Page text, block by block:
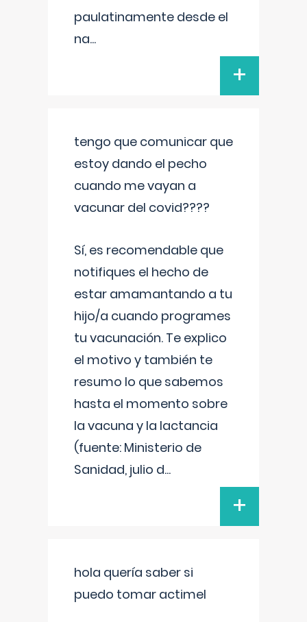
paulatinamente desde el
na...
+
tengo que comunicar que
estoy dando el pecho
cuando me vayan a
vacunar del covid????
Sí, es recomendable que
notifiques el hecho de
estar amamantando a tu
hijo/a cuando programes
tu vacunación. Te explico
el motivo y también te
resumo lo que sabemos
hasta el momento sobre
la vacuna y la lactancia
(fuente: Ministerio de
Sanidad, julio d...
+
hola quería saber si
puedo tomar actimel